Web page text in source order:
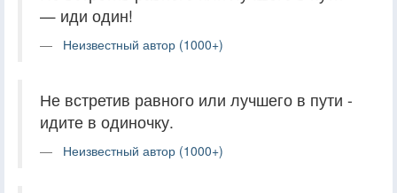
— иди один!
Неизвестный автор (1000+)
Не встретив равного или лучшего в пути -
идите в одиночку.
Неизвестный автор (1000+)